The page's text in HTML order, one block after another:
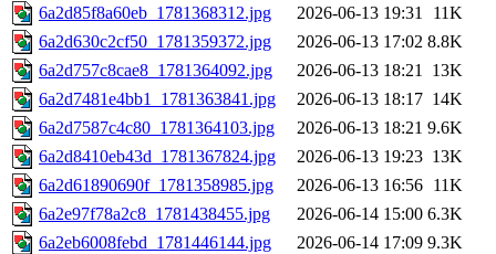
6a2d85f8a60eb_1781368312.jpg
2026-06-13 19:31
11K
6a2d630c2cf50_1781359372.jpg
2026-06-13 17:02 8.8K
6a2d757c8cae8_1781364092.jpg
2026-06-13 18:21 13K
6a2d7481e4bb1_1781363841.jpg
2026-06-13 18:17 14K
6a2d7587c4c80_1781364103.jpg
2026-06-13 18:21 9.6K
6a2d8410eb43d_1781367824.jpg
2026-06-13 19:23 13K
6a2d61890690f_1781358985.jpg
2026-06-13 16:56 11K
6a2e97f78a2c8_1781438455.jpg
2026-06-14 15:00 6.3K
6a2eb6008febd_1781446144.jpg
2026-06-14 17:09 9.3K